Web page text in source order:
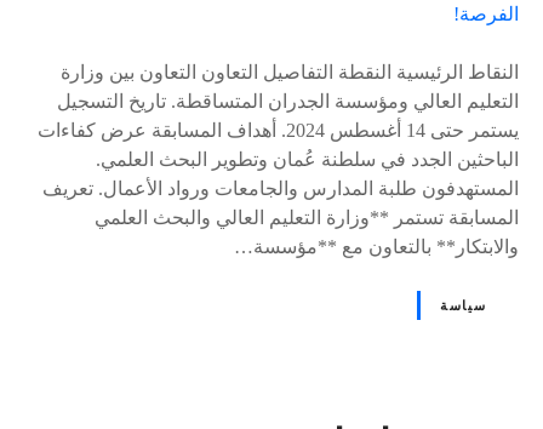
النقاط الرئيسية النقطة التفاصيل التعاون التعاون بين وزارة
التعليم العالي ومؤسسة الجدران المتساقطة. تاريخ التسجيل
يستمر حتى 14 أغسطس 2024. أهداف المسابقة عرض كفاءات
الباحثين الجدد في سلطنة عُمان وتطوير البحث العلمي.
المستهدفون طلبة المدارس والجامعات ورواد الأعمال. تعريف
المسابقة تستمر **وزارة التعليم العالي والبحث العلمي
والابتكار** بالتعاون مع **مؤسسة…
سياسة